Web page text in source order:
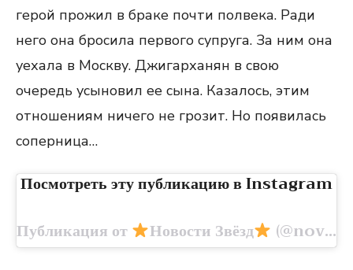
герой прожил в браке почти полвека. Ради
него она бросила первого супруга. За ним она
уехала в Москву. Джигарханян в свою
очередь усыновил ее сына. Казалось, этим
отношениям ничего не грозит. Но появилась
соперница…
Посмотреть эту публикацию в Instagram
Публикация от
Новости Звёзд (@novosti.zvezd.ru)